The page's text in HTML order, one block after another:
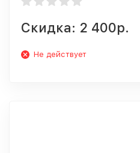
Скидка: 2 400р.
Не действует